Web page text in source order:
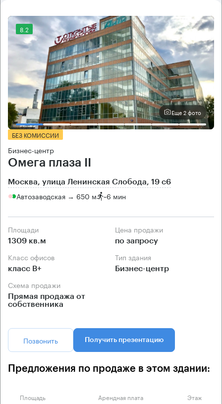
8.2
Еще 2 фото
БЕЗ КОМИССИИ
Бизнес-центр
Омега плаза II
Москва, улица Ленинская Слобода, 19 с6
Автозаводская → 650 м ~6 мин
Площади
1309 кв.м
Цена продажи
по запросу
Класс офисов
класс B+
Тип здания
Бизнес-центр
Схема продажи
Прямая продажа от
собственника
Позвонить Получить презентацию
Предложения по продаже в этом здании:
Площадь Арендная плата Этаж